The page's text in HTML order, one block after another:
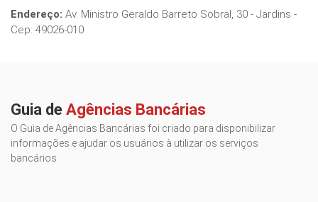
Endereço: Av. Ministro Geraldo Barreto Sobral, 30 - Jardins -
Cep: 49026-010
Guia de Agências Bancárias
O Guia de Agências Bancárias foi criado para disponibilizar
informações e ajudar os usuários à utilizar os serviços
bancários.